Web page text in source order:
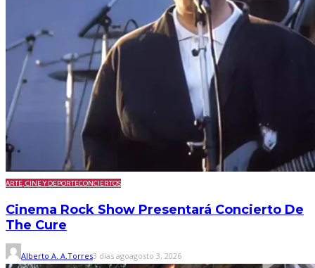
ARTE, CINE Y DEPORTECONCIERTOS
Cinema Rock Show Presentará Concierto De
The Cure
Alberto A. A.Torres3 días agoagosto 3, 2026